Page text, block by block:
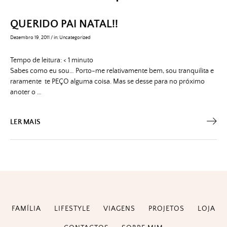
QUERIDO PAI NATAL!!
Dezembro 19, 2011/in: Uncategorized
Tempo de leitura:< 1 minuto
Sabes como eu sou… Porto-me relativamente bem, sou tranquilita e
raramente te PEÇO alguma coisa. Mas se desse para no próximo
anoter o …
LER MAIS
FAMÍLIA LIFESTYLE VIAGENS PROJETOS LOJA